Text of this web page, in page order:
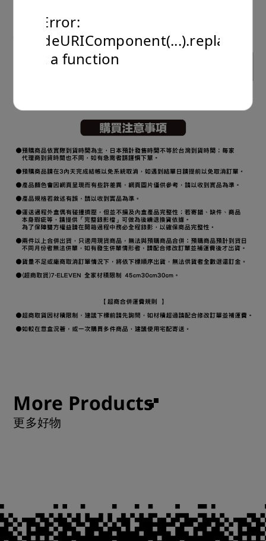
預計到貨時間：2025年9月(9月~10月)
NT$1,360
(建議售價) NT$1,519
More Products
更多好物
TypeError:
encodeURIComponent(...).replaceAll
is not a function